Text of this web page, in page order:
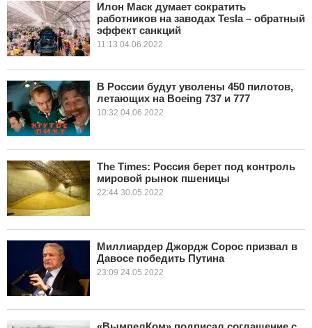
Илон Маск думает сократить
работников на заводах Tesla – обратный
эффект санкций
11:13 04.06.2022
В России будут уволены 450 пилотов,
летающих на Boeing 737 и 777
10:32 04.06.2022
The Times: Россия берет под контроль
мировой рынок пшеницы
22:44 30.05.2022
Миллиардер Джордж Сорос призвал в
Давосе победить Путина
23:09 24.05.2022